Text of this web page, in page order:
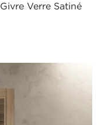
Verre Satiné